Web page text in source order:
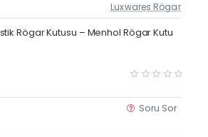
Güncel Fiyat
Yeni Ürün
Luxwares Rögar
Rögar Kutusu – Menhol Rögar Kutu
Soru Sor